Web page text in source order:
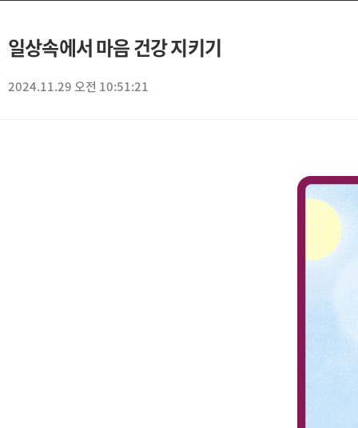
일상속에서 마음 건강 지키기
2024.11.29 오전 10:51:21